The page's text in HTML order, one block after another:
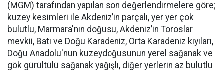
(MGM) tarafından yapılan son değerlendirmelere göre;
kuzey kesimleri ile Akdeniz’in parçalı, yer yer çok
bulutlu, Marmara'nın doğusu, Akdeniz’in Toroslar
mevkii, Batı ve Doğu Karadeniz, Orta Karadeniz kıyıları,
Doğu Anadolu'nun kuzeydoğusunun yerel sağanak ve
gök gürültülü sağanak yağışlı, diğer yerlerin az bulutlu